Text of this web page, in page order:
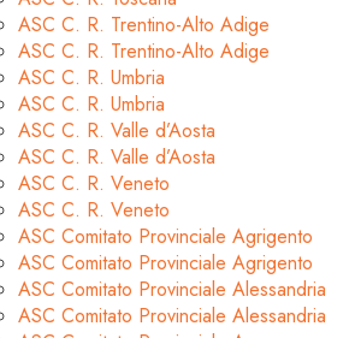
ASC C. R. Trentino-Alto Adige
ASC C. R. Trentino-Alto Adige
ASC C. R. Umbria
ASC C. R. Umbria
ASC C. R. Valle d’Aosta
ASC C. R. Valle d’Aosta
ASC C. R. Veneto
ASC C. R. Veneto
ASC Comitato Provinciale Agrigento
ASC Comitato Provinciale Agrigento
ASC Comitato Provinciale Alessandria
ASC Comitato Provinciale Alessandria